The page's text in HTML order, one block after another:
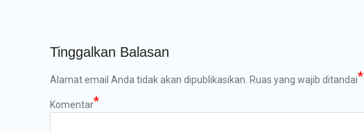
Tinggalkan Balasan
Alamat email Anda tidak akan dipublikasikan. Ruas yang wajib ditandai*
Komentar*